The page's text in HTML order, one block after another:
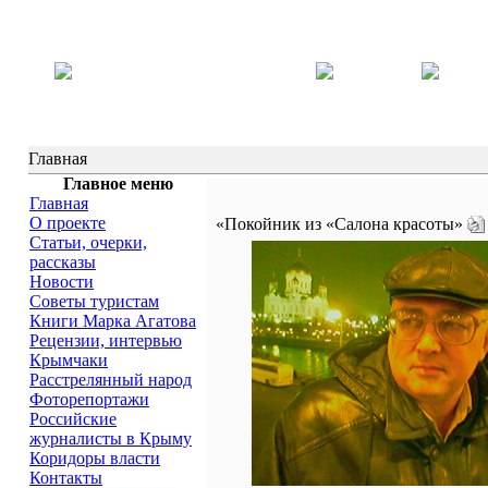
Главная
Главное меню
Главная
О проекте
Статьи, очерки,
рассказы
Новости
Советы туристам
Книги Марка Агатова
Рецензии, интервью
Крымчаки
Расстрелянный народ
Фоторепортажи
Российские
журналисты в Крыму
Коридоры власти
Контакты
«Покойник из «Салона красоты»